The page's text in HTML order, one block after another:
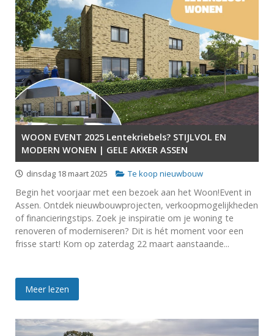
WOON EVENT 2025 Lentekriebels? STIJLVOL EN
MODERN WONEN | GELE AKKER ASSEN
dinsdag 18 maart 2025 Te koop nieuwbouw
Begin het voorjaar met een bezoek aan het Woon!Event in
Assen. Ontdek nieuwbouwprojecten, verkoopmogelijkheden
of financieringstips. Zoek je inspiratie om je woning te
renoveren of moderniseren? Dit is hét moment voor een
frisse start! Kom op zaterdag 22 maart aanstaande...
Meer lezen